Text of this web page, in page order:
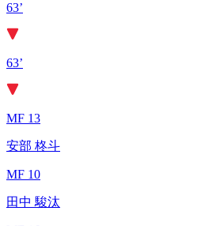
63’
63’
MF 13
安部 柊斗
MF 10
田中 駿汰